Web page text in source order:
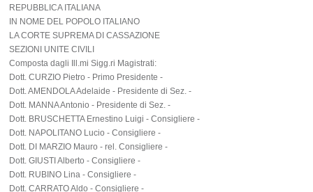
REPUBBLICA ITALIANA
IN NOME DEL POPOLO ITALIANO
LA CORTE SUPREMA DI CASSAZIONE
SEZIONI UNITE CIVILI
Composta dagli Ill.mi Sigg.ri Magistrati:
Dott. CURZIO Pietro - Primo Presidente -
Dott. AMENDOLA Adelaide - Presidente di Sez. -
Dott. MANNA Antonio - Presidente di Sez. -
Dott. BRUSCHETTA Ernestino Luigi - Consigliere -
Dott. NAPOLITANO Lucio - Consigliere -
Dott. DI MARZIO Mauro - rel. Consigliere -
Dott. GIUSTI Alberto - Consigliere -
Dott. RUBINO Lina - Consigliere -
Dott. CARRATO Aldo - Consigliere -